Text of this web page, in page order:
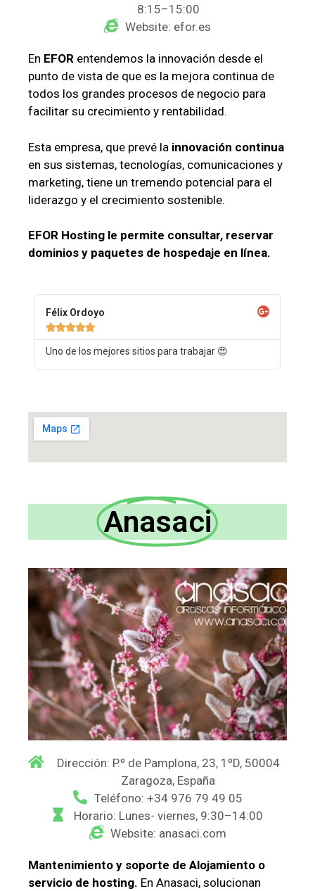
8:15–15:00
Website: efor.es
En EFOR entendemos la innovación desde el
punto de vista de que es la mejora continua de
todos los grandes procesos de negocio para
facilitar su crecimiento y rentabilidad.
Esta empresa, que prevé la innovación continua
en sus sistemas, tecnologías, comunicaciones y
marketing, tiene un tremendo potencial para el
liderazgo y el crecimiento sostenible.
EFOR Hosting le permite consultar, reservar
dominios y paquetes de hospedaje en línea.
Félix Ordoyo

Uno de los mejores sitios para trabajar 😍
Anasaci
Dirección: P.º de Pamplona, 23, 1ºD, 50004
Zaragoza, España
Teléfono: +34 976 79 49 05
Horario: Lunes- viernes, 9:30–14:00
Website: anasaci.com
Mantenimiento y soporte de Alojamiento o
servicio de hosting. En Anasaci, solucionan